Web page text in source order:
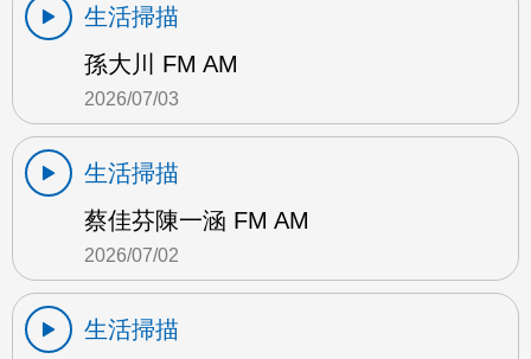
生活掃描
孫大川 FM AM
2026/07/03
生活掃描
蔡佳芬陳一涵 FM AM
2026/07/02
生活掃描